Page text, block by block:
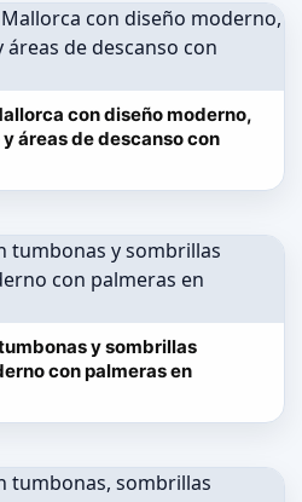
con diseño moderno,
áreas de descanso con
y sombrillas
con palmeras en